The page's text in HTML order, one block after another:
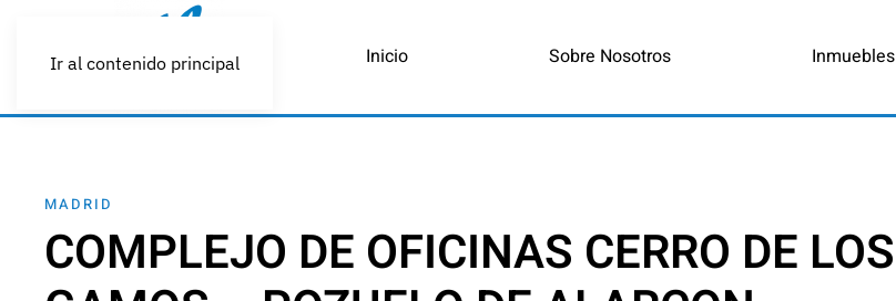
Ir al contenido principal Inicio Sobre Nosotros Inmuebles
MADRID
COMPLEJO DE OFICINAS CERRO DE LOS